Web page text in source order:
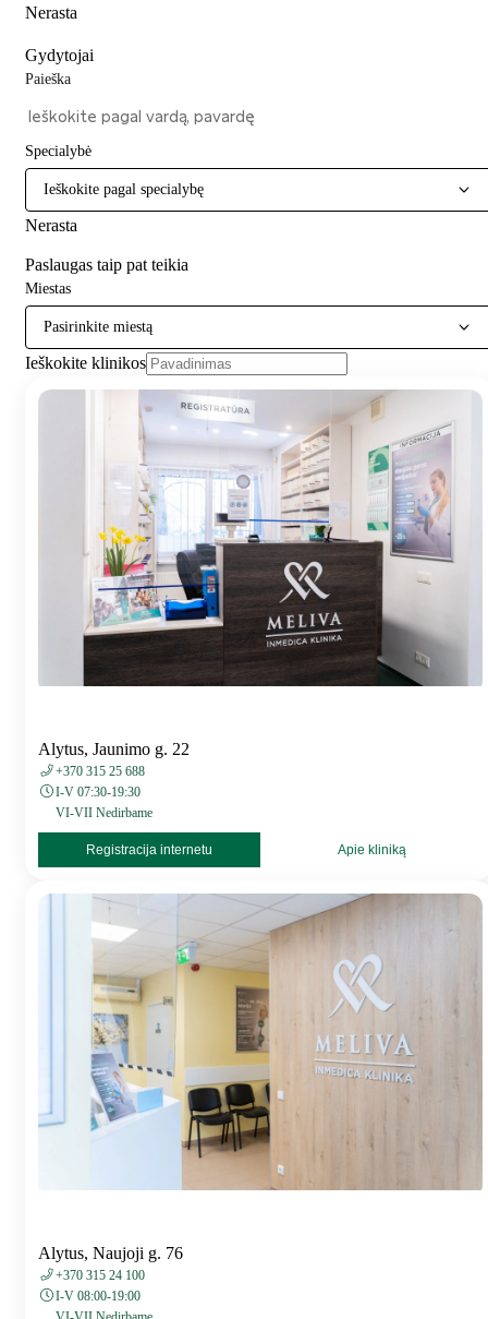
Nerasta
Gydytojai
Paieška
Specialybė
Ieškokite pagal specialybę
Nerasta
Paslaugas taip pat teikia
Miestas
Pasirinkite miestą
Ieškokite klinikos
Alytus, Jaunimo g. 22
+370 315 25 688
I-V 07:30-19:30
VI-VII Nedirbame
Registracija internetu Apie kliniką
Alytus, Naujoji g. 76
+370 315 24 100
I-V 08:00-19:00